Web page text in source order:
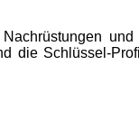
und
die Schlüssel-